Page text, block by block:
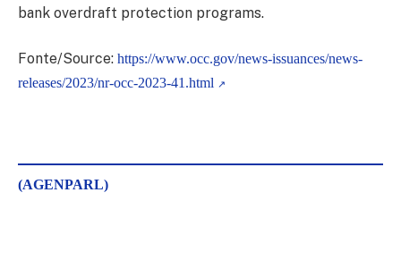
bank overdraft protection programs.
Fonte/Source: https://www.occ.gov/news-issuances/news-
releases/2023/nr-occ-2023-41.html
(AGENPARL)